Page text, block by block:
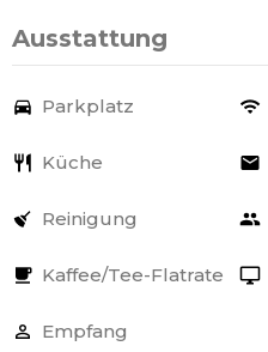
Ausstattung
Parkplatz
Küche
Reinigung
Kaffee/Tee-Flatrate
Empfang